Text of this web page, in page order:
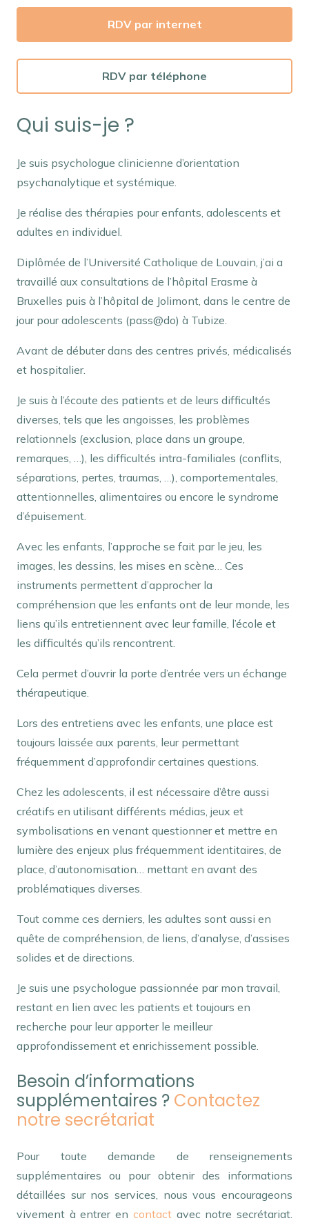
RDV par internet
RDV par téléphone
Qui suis-je ?
Je suis psychologue clinicienne d’orientation
psychanalytique et systémique.
Je réalise des thérapies pour enfants, adolescents et
adultes en individuel.
Diplômée de l’Université Catholique de Louvain, j’ai a
travaillé aux consultations de l’hôpital Erasme à
Bruxelles puis à l’hôpital de Jolimont, dans le centre de
jour pour adolescents (pass@do) à Tubize.
Avant de débuter dans des centres privés, médicalisés
et hospitalier.
Je suis à l’écoute des patients et de leurs difficultés
diverses, tels que les angoisses, les problèmes
relationnels (exclusion, place dans un groupe,
remarques, …), les difficultés intra-familiales (conflits,
séparations, pertes, traumas, …), comportementales,
attentionnelles, alimentaires ou encore le syndrome
d’épuisement.
Avec les enfants, l’approche se fait par le jeu, les
images, les dessins, les mises en scène… Ces
instruments permettent d’approcher la
compréhension que les enfants ont de leur monde, les
liens qu’ils entretiennent avec leur famille, l’école et
les difficultés qu’ils rencontrent.
Cela permet d’ouvrir la porte d’entrée vers un échange
thérapeutique.
Lors des entretiens avec les enfants, une place est
toujours laissée aux parents, leur permettant
fréquemment d’approfondir certaines questions.
Chez les adolescents, il est nécessaire d’être aussi
créatifs en utilisant différents médias, jeux et
symbolisations en venant questionner et mettre en
lumière des enjeux plus fréquemment identitaires, de
place, d’autonomisation… mettant en avant des
problématiques diverses.
Tout comme ces derniers, les adultes sont aussi en
quête de compréhension, de liens, d’analyse, d’assises
solides et de directions.
Je suis une psychologue passionnée par mon travail,
restant en lien avec les patients et toujours en
recherche pour leur apporter le meilleur
approfondissement et enrichissement possible.
Besoin d’informations
supplémentaires ? Contactez
notre secrétariat
Pour toute demande de renseignements
supplémentaires ou pour obtenir des informations
détaillées sur nos services, nous vous encourageons
vivement à entrer en contactavec notre secrétariat.